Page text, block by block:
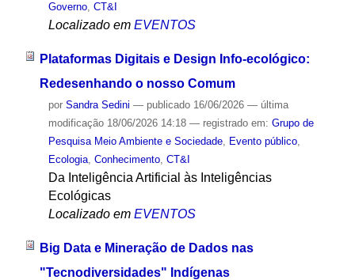
Governo, CT&I
Localizado em EVENTOS
Plataformas Digitais e Design Info-ecológico:
Redesenhando o nosso Comum
por Sandra Sedini — publicado16/06/2026 — última
modificação18/06/2026 14:18 — registrado em: Grupo de
Pesquisa Meio Ambiente e Sociedade, Evento público,
Ecologia, Conhecimento, CT&I
Da Inteligência Artificial às Inteligências
Ecológicas
Localizado em EVENTOS
Big Data e Mineração de Dados nas
"Tecnodiversidades" Indígenas